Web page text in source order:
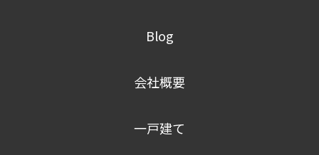
Blog
会社概要
一戸建て